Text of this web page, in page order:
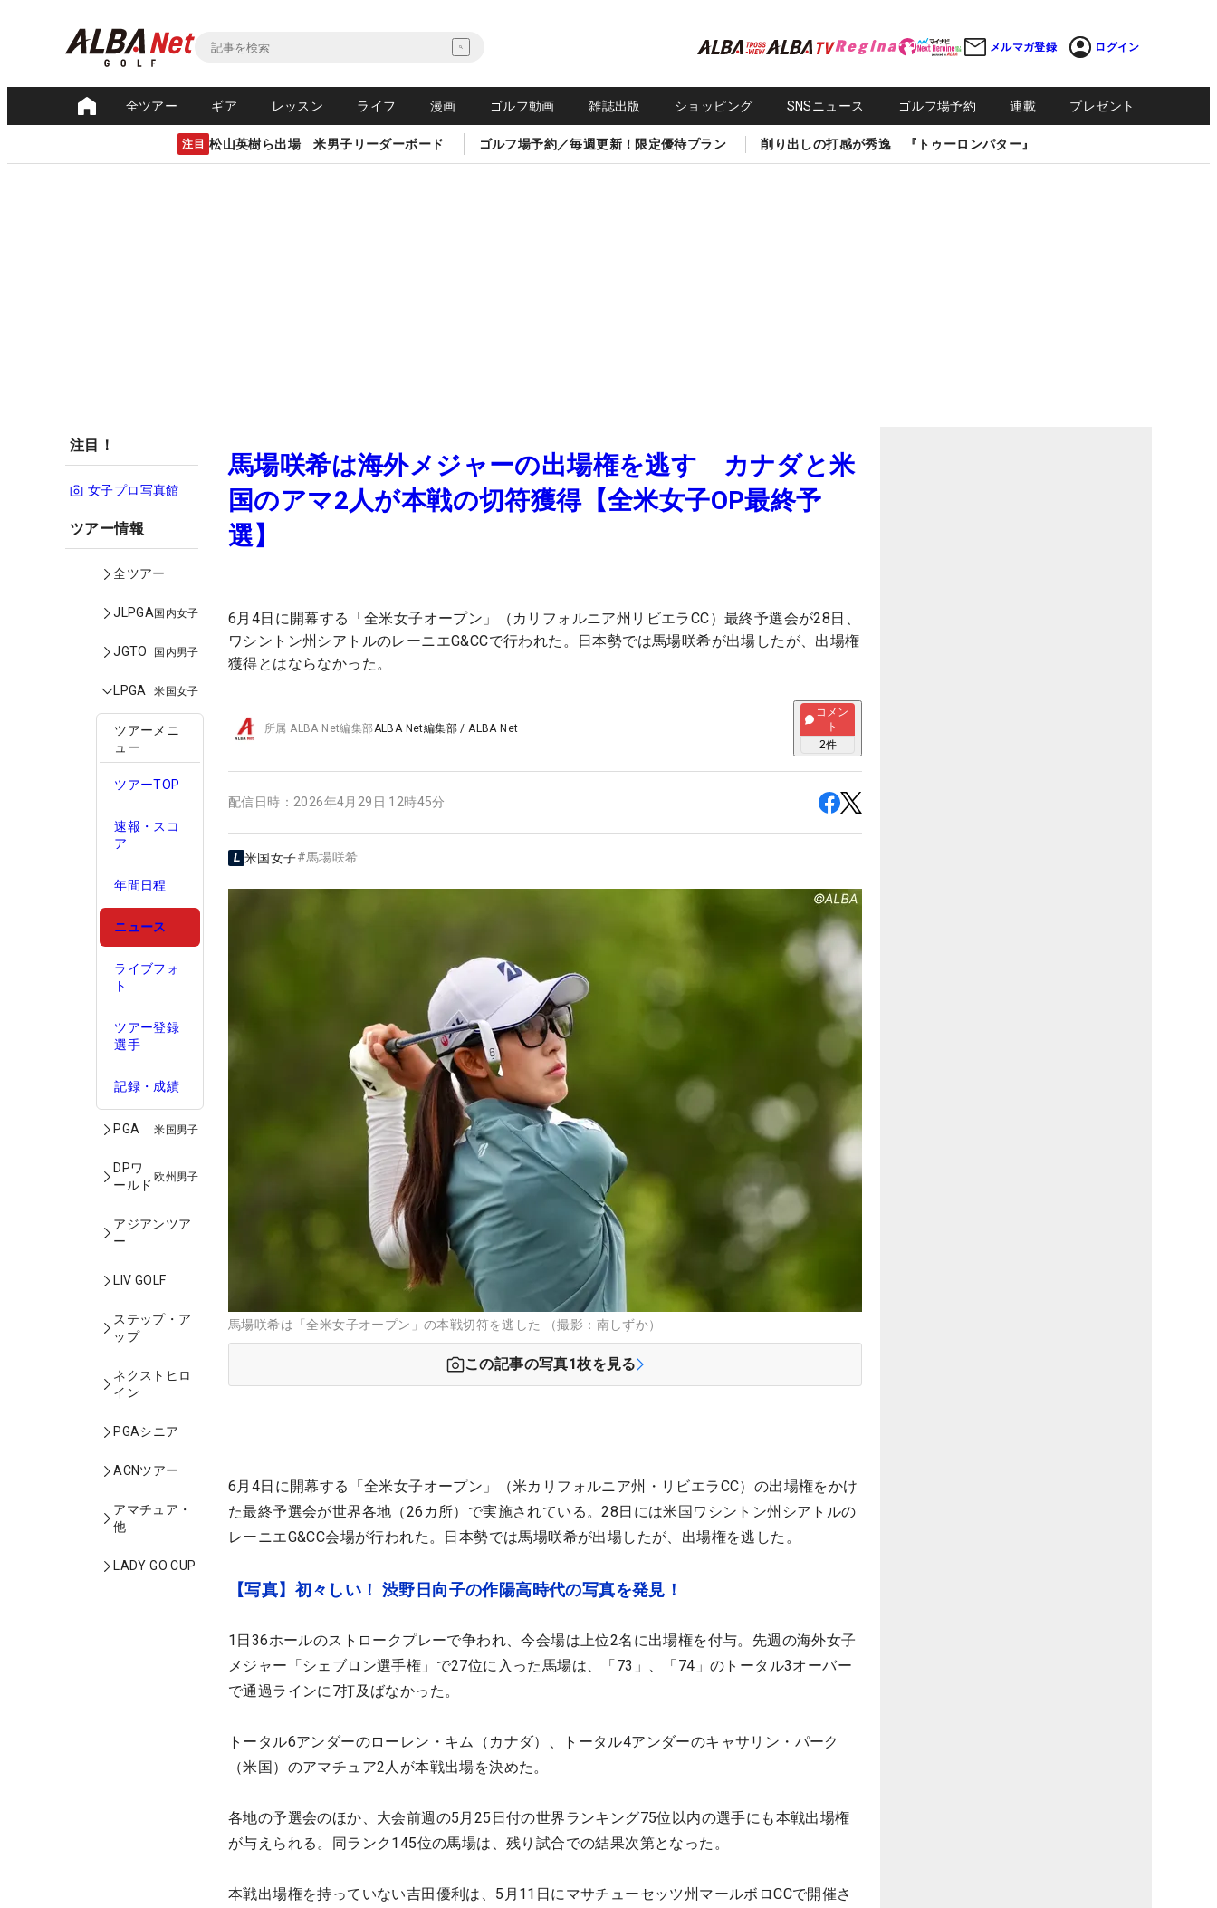
メルマガ登録 ログイン
全ツアー ギア レッスン ライフ 漫画 ゴルフ動画 雑誌出版 ショッピング SNSニュース ゴルフ場予約 連載 プレゼント
注目 松山英樹ら出場 米男子リーダーボード ゴルフ場予約／毎週更新！限定優待プラン 削り出しの打感が秀逸 『トゥーロンパター』
注目！
女子プロ写真館
ツアー情報
全ツアー
JLPGA国内女子
JGTO 国内男子
LPGA 米国女子
ツアーメニ
ュー
ツアーTOP
速報・スコ
ア
年間日程
ニュース
ライブフォ
ト
ツアー登録
選手
記録・成績
PGA 米国男子
DPワ
ールド
欧州男子
アジアンツア
ー
LIV GOLF
ステップ・ア
ップ
ネクストヒロ
イン
PGAシニア
ACNツアー
アマチュア・
他
LADY GO CUP
馬場咲希は海外メジャーの出場権を逃す カナダと米
国のアマ2人が本戦の切符獲得【全米女子OP最終予
選】
6月4日に開幕する「全米女子オープン」（カリフォルニア州リビエラCC）最終予選会が28日、
ワシントン州シアトルのレーニエG&CCで行われた。日本勢では馬場咲希が出場したが、出場権
獲得とはならなかった。
所属ALBA Net編集部ALBA Net編集部 /ALBA Net
コメン
ト
2件
配信日時： 2026年4月29日 12時45分
米国女子#馬場咲希
馬場咲希は「全米女子オープン」の本戦切符を逃した （撮影：南しずか）
この記事の写真1枚を見る
6月4日に開幕する「全米女子オープン」（米カリフォルニア州・リビエラCC）の出場権をかけ
た最終予選会が世界各地（26カ所）で実施されている。28日には米国ワシントン州シアトルの
レーニエG&CC会場が行われた。日本勢では馬場咲希が出場したが、出場権を逃した。
【写真】初々しい！ 渋野日向子の作陽高時代の写真を発見！
1日36ホールのストロークプレーで争われ、今会場は上位2名に出場権を付与。先週の海外女子
メジャー「シェブロン選手権」で27位に入った馬場は、「73」、「74」のトータル3オーバー
で通過ラインに7打及ばなかった。
トータル6アンダーのローレン・キム（カナダ）、トータル4アンダーのキャサリン・パーク
（米国）のアマチュア2人が本戦出場を決めた。
各地の予選会のほか、大会前週の5月25日付の世界ランキング75位以内の選手にも本戦出場権
が与えられる。同ランク145位の馬場は、残り試合での結果次第となった。
本戦出場権を持っていない吉田優利は、5月11日にマサチューセッツ州マールボロCCで開催さ